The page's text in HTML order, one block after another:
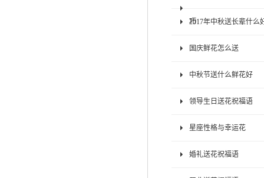
巧
2017年中秋送长辈什么
国庆鲜花怎么送
中秋节送什么鲜花好
领导生日送花祝福语
星座性格与幸运花
婚礼送花祝福语